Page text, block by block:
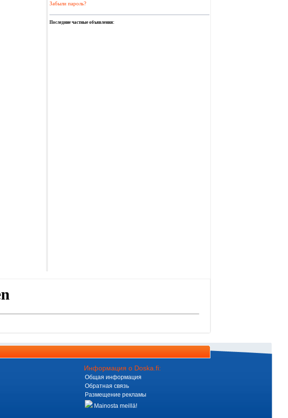
Забыли пароль?
Последние частные объявления:
Информация о Doska.fi:
Общая информация
Обратная связь
Размещение рекламы
Mainosta meillä!